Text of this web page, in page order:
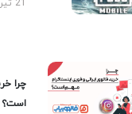
چرا
است؟